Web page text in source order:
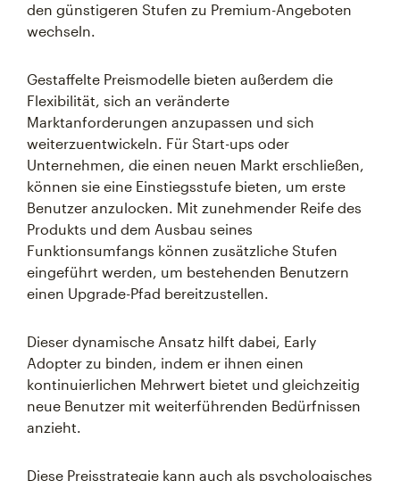
den günstigeren Stufen zu Premium-Angeboten
wechseln.
Gestaffelte Preismodelle bieten außerdem die
Flexibilität, sich an veränderte
Marktanforderungen anzupassen und sich
weiterzuentwickeln. Für Start-ups oder
Unternehmen, die einen neuen Markt erschließen,
können sie eine Einstiegsstufe bieten, um erste
Benutzer anzulocken. Mit zunehmender Reife des
Produkts und dem Ausbau seines
Funktionsumfangs können zusätzliche Stufen
eingeführt werden, um bestehenden Benutzern
einen Upgrade-Pfad bereitzustellen.
Dieser dynamische Ansatz hilft dabei, Early
Adopter zu binden, indem er ihnen einen
kontinuierlichen Mehrwert bietet und gleichzeitig
neue Benutzer mit weiterführenden Bedürfnissen
anzieht.
Diese Preisstrategie kann auch als psychologisches